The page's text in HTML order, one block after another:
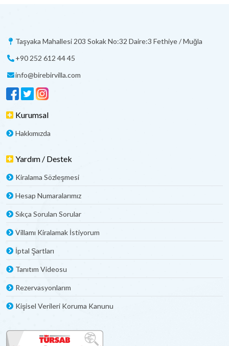
Taşyaka Mahallesi 203 Sokak No:32 Daire:3 Fethiye / Muğla
+90 252 612 44 45
info@birebirvilla.com
Kurumsal
Hakkımızda
Yardım / Destek
Kiralama Sözleşmesi
Hesap Numaralarımız
Sıkça Sorulan Sorular
Villamı Kiralamak İstiyorum
İptal Şartları
Tanıtım Videosu
Rezervasyonlarım
Kişisel Verileri Koruma Kanunu